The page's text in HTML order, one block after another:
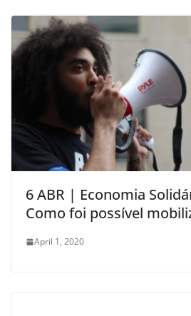
6 ABR | Economia
Como foi possível
April 1, 2020